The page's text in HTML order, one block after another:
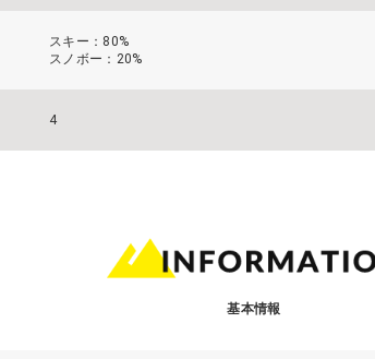
スキー：80%
スノボー：20%
4
基本情報